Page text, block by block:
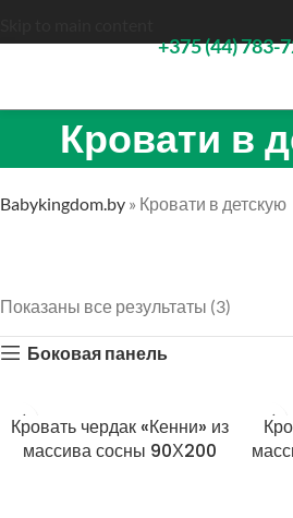
+375 (44) 783-
Кровати в
Babykingdom.by » Кровати в детскую
Показаны все результаты (3)
Боковая панель
Кровать чердак «Кенни» из
массива сосны 90Х200